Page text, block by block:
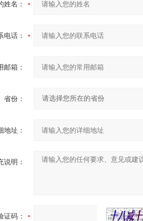
姓名：
电话：
邮箱：
省份：
地址：
说明：
证码：